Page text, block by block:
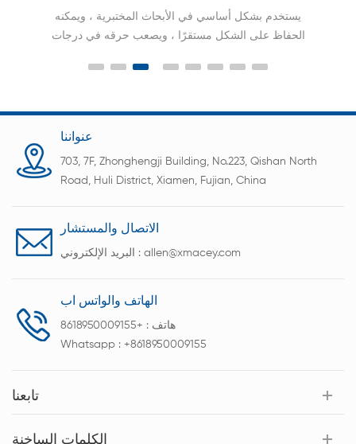
يستخدم بشكل أساسي في الأبحاث المختبرية ، ويمكنه
الحفاظ على الشكل مستقرًا ، ويصعب حرقه في درجات
عنواننا
703, 7F, Zhonghengji Building, No.223, Qishan North
Road, Huli District, Xiamen, Fujian, China
الاتصال والمستشار
البريد الإلكتروني : allen@xmacey.com
الهاتف والواتس اب
هاتف : +8618950009155
Whatsapp : +8618950009155
تابعنا
الكلمات الساخنة